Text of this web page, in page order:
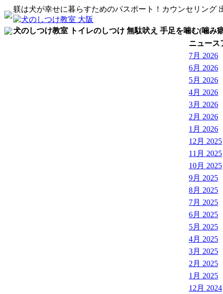
躾は犬が幸せに暮らすためのパスポート！カウンセリング
犬のしつけ教室 トイレのしつけ 無駄吠え 手足を噛む(噛み
ニュース
7月 2026
6月 2026
5月 2026
4月 2026
3月 2026
2月 2026
1月 2026
12月 2025
11月 2025
10月 2025
9月 2025
8月 2025
7月 2025
6月 2025
5月 2025
4月 2025
3月 2025
2月 2025
1月 2025
12月 2024